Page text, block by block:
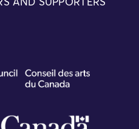
AND SUPPORTERS